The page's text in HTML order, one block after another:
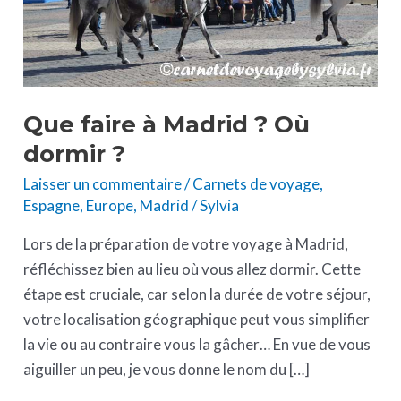
Que faire à Madrid ? Où
dormir ?
Laisser un commentaire/Carnets de voyage,
Espagne, Europe, Madrid/Sylvia
Lors de la préparation de votre voyage à Madrid,
réfléchissez bien au lieu où vous allez dormir. Cette
étape est cruciale, car selon la durée de votre séjour,
votre localisation géographique peut vous simplifier
la vie ou au contraire vous la gâcher… En vue de vous
aiguiller un peu, je vous donne le nom du […]
dormir
?